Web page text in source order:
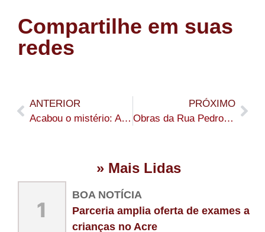
Portal Acre
Compartilhe em suas
redes
ANTERIOR
Acabou o mistério: Ao lado de Aécio Neves, Bocalom se filia e vai ser candidato ao governo pelo PSDB
PRÓXIMO
Obras da Rua Pedro Alexandrino avançam para etapa final
» Mais Lidas
1
BOA NOTÍCIA
Parceria amplia oferta de exames a
crianças no Acre